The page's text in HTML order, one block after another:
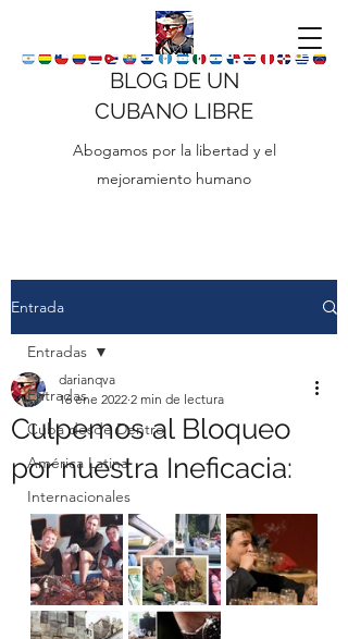
BLOG DE UN
CUBANO LIBRE
Abogamos por la libertad y el
mejoramiento humano
Entrada
Entradas
Cuba desde Dentro
América Latina
Internacionales
Entradas
Culpemos al Bloqueo
por nuestra Ineficacia:
darianqva
16 ene 2022 2 min de lectura